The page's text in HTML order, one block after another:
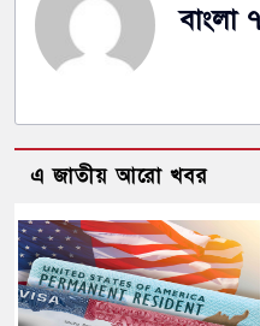
বাংলা
এ জাতীয় আরো খবর